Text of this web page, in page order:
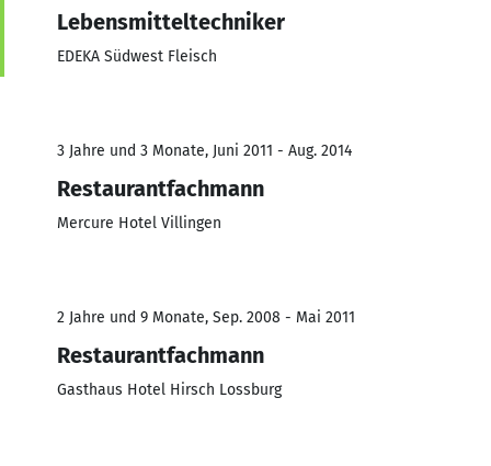
Lebensmitteltechniker
EDEKA Südwest Fleisch
3 Jahre und 3 Monate, Juni 2011 - Aug. 2014
Restaurantfachmann
Mercure Hotel Villingen
2 Jahre und 9 Monate, Sep. 2008 - Mai 2011
Restaurantfachmann
Gasthaus Hotel Hirsch Lossburg